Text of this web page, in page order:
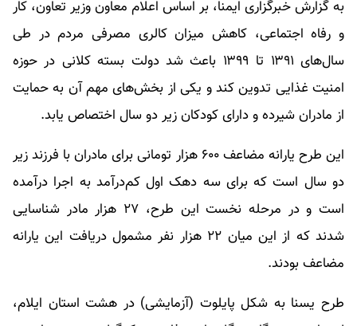
به گزارش خبرگزاری ایمنا، بر اساس اعلام معاون وزیر تعاون، کار
و رفاه اجتماعی، کاهش میزان کالری مصرفی مردم در طی
سال‌های ۱۳۹۱ تا ۱۳۹۹ باعث شد دولت بسته کلانی در حوزه
امنیت غذایی تدوین کند و یکی از بخش‌های مهم آن به حمایت
از مادران شیرده و دارای کودکان زیر دو سال اختصاص یابد.
این طرح یارانه مضاعف ۶۰۰ هزار تومانی برای مادران با فرزند زیر
دو سال است که برای سه دهک اول کم‌درآمد به اجرا درآمده
است و در مرحله نخست این طرح، ۲۷ هزار مادر شناسایی
شدند که از این میان ۲۲ هزار نفر مشمول دریافت این یارانه
مضاعف بودند.
طرح یسنا به شکل پایلوت (آزمایشی) در هشت استان ایلام،